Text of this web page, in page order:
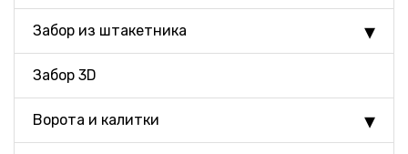
Забор из штакетника
Забор 3D
Ворота и калитки